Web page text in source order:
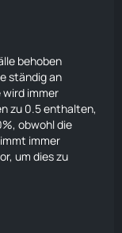
behoben
ständig an
immer
zu 0.5 enthalten,
obwohl die
immer
um dies zu